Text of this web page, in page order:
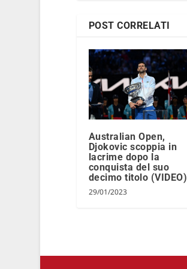
POST CORRELATI
Australian Open,
Djokovic scoppia in
lacrime dopo la
conquista del suo
decimo titolo (VIDEO)
29/01/2023